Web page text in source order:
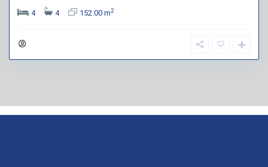
4
4 152.00 m2